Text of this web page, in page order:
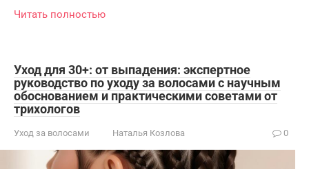
Читать полностью
Уход для 30+: от выпадения: экспертное
руководство по уходу за волосами с научным
обоснованием и практическими советами от
трихологов
Уход за волосами Наталья Козлова 0